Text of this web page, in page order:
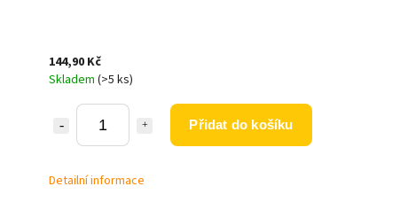
144,90 Kč
Skladem (>5 ks)
Přidat do košíku
Detailní informace